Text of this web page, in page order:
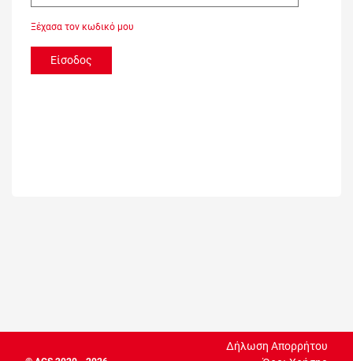
Ξέχασα τον κωδικό μου
Είσοδος
Δήλωση Απορρήτου